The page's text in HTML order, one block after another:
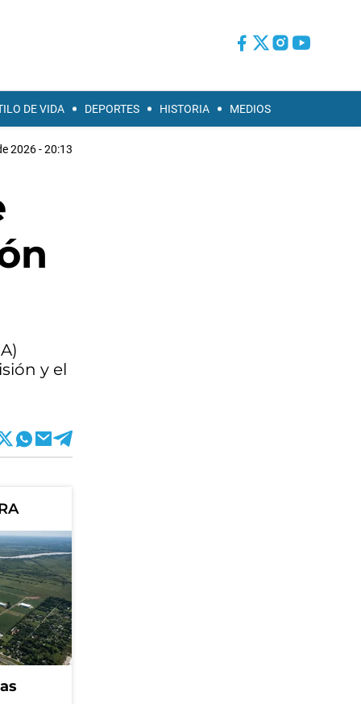
DE VIDA DEPORTES HISTORIA MEDIOS
2026 - 20:13
y el